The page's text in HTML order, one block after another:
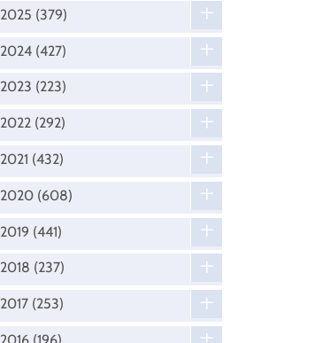
2025 (379)
2024 (427)
2023 (223)
2022 (292)
2021 (432)
2020 (608)
2019 (441)
2018 (237)
2017 (253)